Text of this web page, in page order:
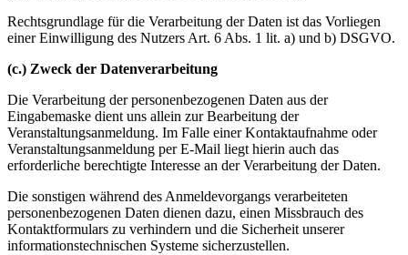
Rechtsgrundlage für die Verarbeitung der Daten ist das Vorliegen
einer Einwilligung des Nutzers Art. 6 Abs. 1 lit. a) und b) DSGVO.
(c.) Zweck der Datenverarbeitung
Die Verarbeitung der personenbezogenen Daten aus der
Eingabemaske dient uns allein zur Bearbeitung der
Veranstaltungsanmeldung. Im Falle einer Kontaktaufnahme oder
Veranstaltungsanmeldung per E-Mail liegt hierin auch das
erforderliche berechtigte Interesse an der Verarbeitung der Daten.
Die sonstigen während des Anmeldevorgangs verarbeiteten
personenbezogenen Daten dienen dazu, einen Missbrauch des
Kontaktformulars zu verhindern und die Sicherheit unserer
informationstechnischen Systeme sicherzustellen.